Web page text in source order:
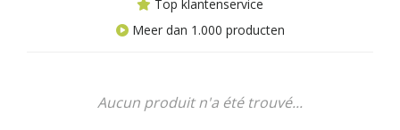
Top klantenservice
Meer dan 1.000 producten
Aucun produit n'a été trouvé...